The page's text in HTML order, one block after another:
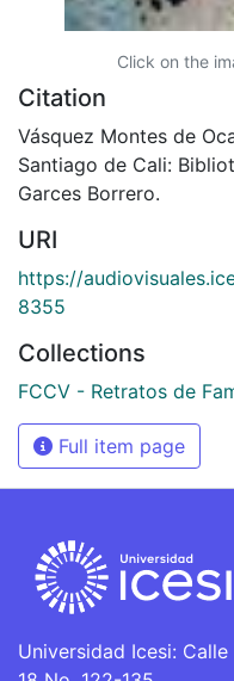
Click on the
Citation
Vásquez Montes de
Santiago de Cali:
Garces Borrero.
URI
https://
8355
Collections
FCCV - Retratos de
Full item page
Universidad Icesi: Calle